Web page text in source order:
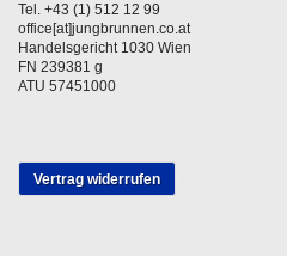
Tel. +43 (1) 512 12 99
office[at]jungbrunnen.co.at
Handelsgericht 1030 Wien
FN 239381 g
ATU 57451000
Vertrag widerrufen